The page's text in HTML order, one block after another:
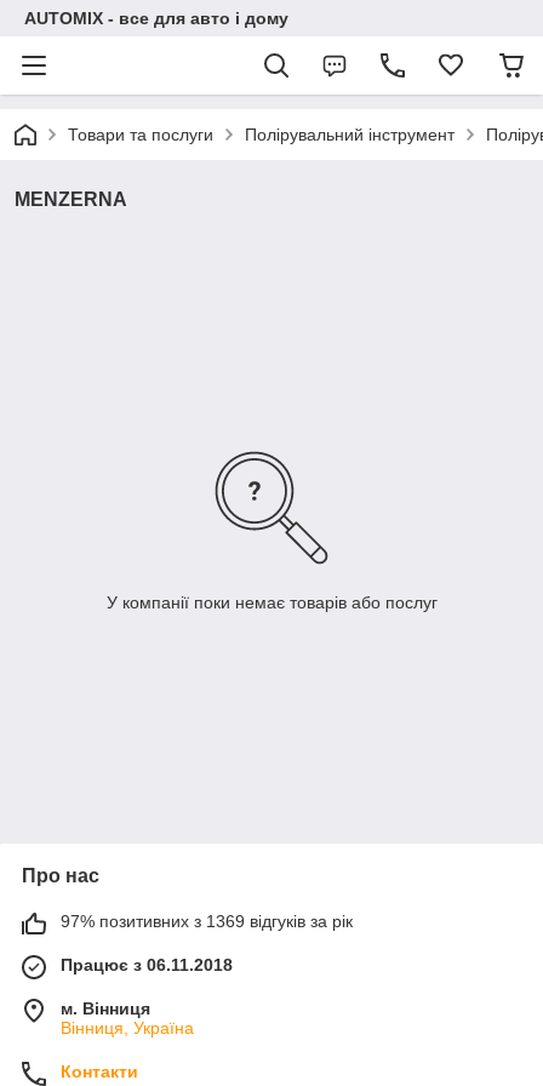
AUTOMIX - все для авто і дому
Товари та послуги Полірувальний інструмент
MENZERNA
У компанії поки немає товарів або послуг
Про нас
97% позитивних з 1369 відгуків за рік
Працює з 06.11.2018
м. Вінниця
Вінниця, Україна
Контакти